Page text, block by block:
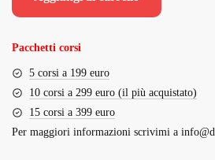
Pacchetti corsi
5 corsi a 199 euro
10 corsi a 299 euro (il più acquistato)
15 corsi a 399 euro
Per maggiori informazioni scrivimi a